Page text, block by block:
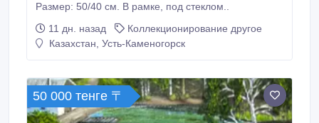
Размер: 50/40 см. В рамке, под стеклом..
11 дн. назад
Коллекционирование другое
Казахстан, Усть-Каменогорск
50 000 тенге 〒